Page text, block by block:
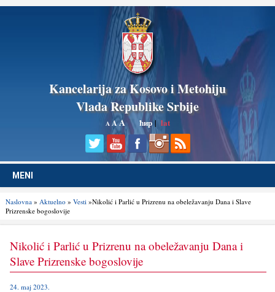
Kancelarija za Kosovo i Metohiju
Vlada Republike Srbije
A AA ћир|lat
MENI
Naslovna» Aktuelno» Vesti»Nikolić i Parlić u Prizrenu na obeležavanju Dana i Slave
Prizrenske bogoslovije
Nikolić i Parlić u Prizrenu na obeležavanju Dana i
Slave Prizrenske bogoslovije
24. maj 2023.